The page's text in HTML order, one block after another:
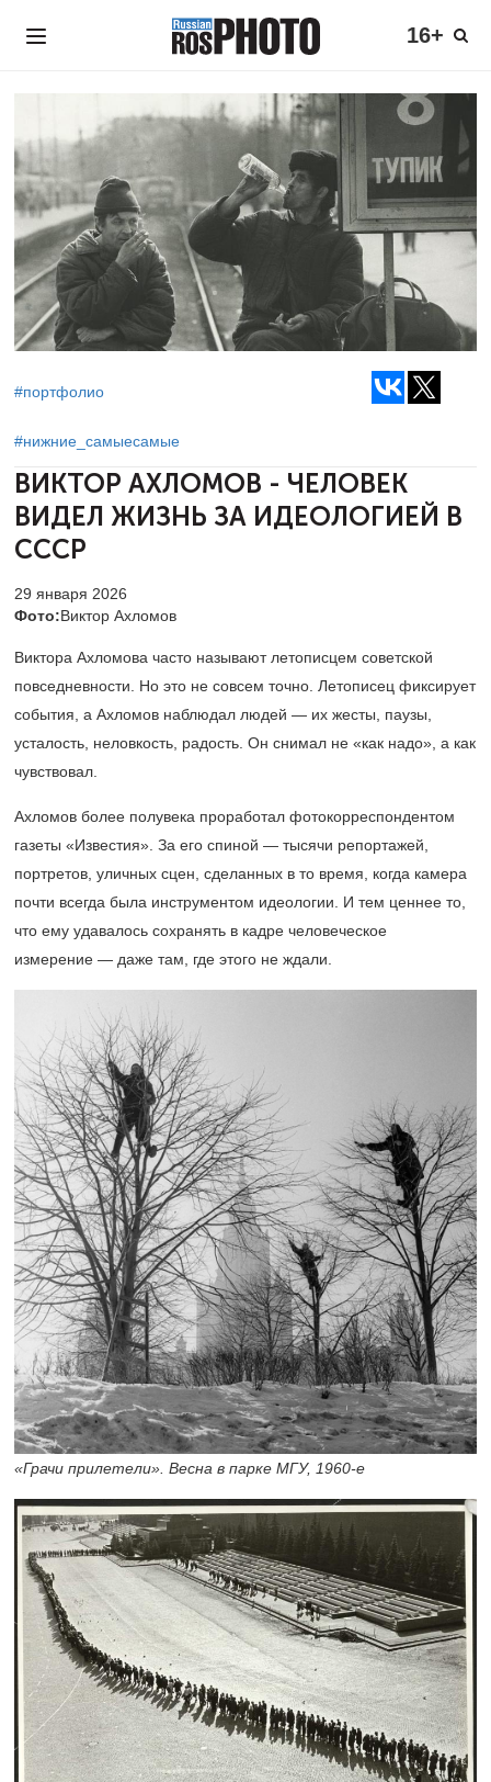
16+
#портфолио
#нижние_самыесамые
ВИКТОР АХЛОМОВ - ЧЕЛОВЕК
ВИДЕЛ ЖИЗНЬ ЗА ИДЕОЛОГИЕЙ В
СССР
29 января 2026
Фото:Виктор Ахломов
Виктора Ахломова часто называют летописцем советской
повседневности. Но это не совсем точно. Летописец фиксирует
события, а Ахломов наблюдал людей — их жесты, паузы,
усталость, неловкость, радость. Он снимал не «как надо», а как
чувствовал.
Ахломов более полувека проработал фотокорреспондентом
газеты «Известия». За его спиной — тысячи репортажей,
портретов, уличных сцен, сделанных в то время, когда камера
почти всегда была инструментом идеологии. И тем ценнее то,
что ему удавалось сохранять в кадре человеческое
измерение — даже там, где этого не ждали.
«Грачи прилетели». Весна в парке МГУ, 1960-е